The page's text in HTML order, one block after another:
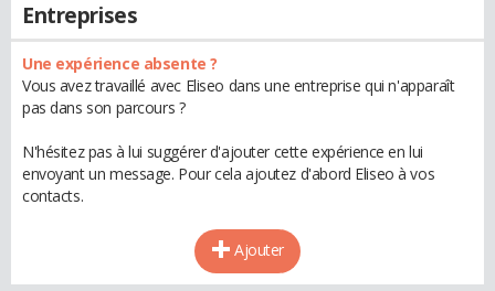
Entreprises
Une expérience absente ?
Vous avez travaillé avec Eliseo dans une entreprise qui n'apparaît
pas dans son parcours ?
N'hésitez pas à lui suggérer d'ajouter cette expérience en lui
envoyant un message. Pour cela ajoutez d'abord Eliseo à vos
contacts.
Ajouter